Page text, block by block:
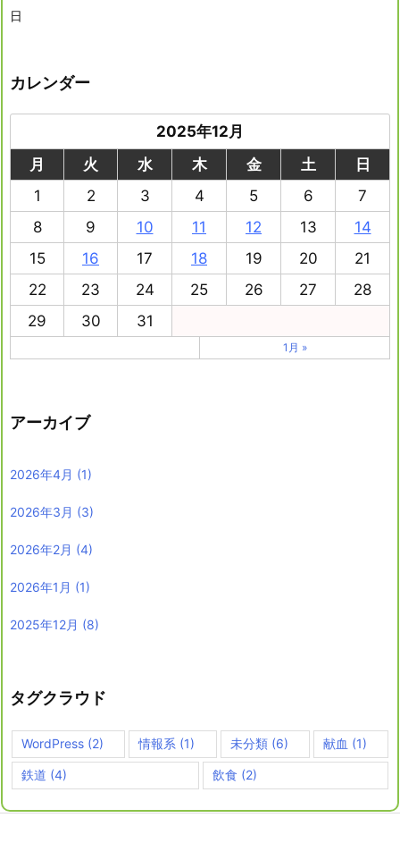
日
カレンダー
2025年12月
月
火 水 木 金 土
日
1
2 3 4 5 6
7
8
9 10 11 12 13
14
15
16 17 18 19 20
21
22
23 24 25 26 27
28
29
30 31
1月 »
アーカイブ
2026年4月 (1)
2026年3月 (3)
2026年2月 (4)
2026年1月 (1)
2025年12月 (8)
タグクラウド
WordPress (2) 情報系 (1) 未分類(6) 献血 (1)
鉄道 (4) 飲食 (2)